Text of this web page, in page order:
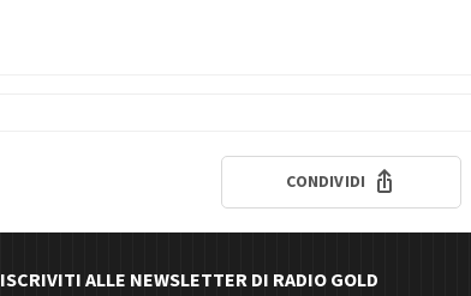
CONDIVIDI
ISCRIVITI ALLE NEWSLETTER DI RADIO GOLD